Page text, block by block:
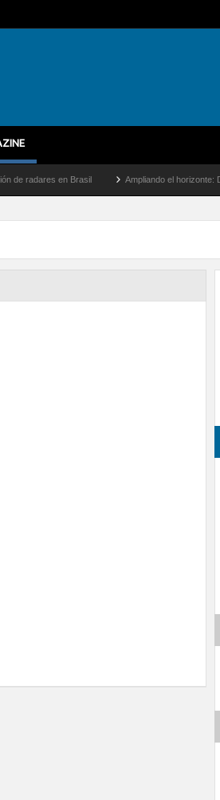
en Brasil Ampliando el horizonte: Dentro